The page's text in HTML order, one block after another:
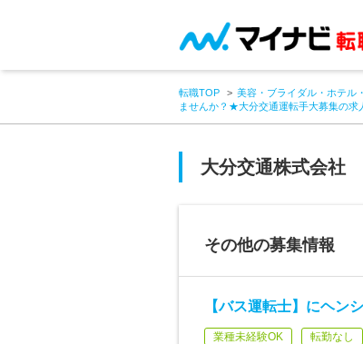
転職TOP 美容・ブライダル・ホテル
ませんか？★大分交通運転手大募集の求
大分交通株式会社
その他の募集情報
【バス運転士】にヘン
業種未経験OK 転勤なし